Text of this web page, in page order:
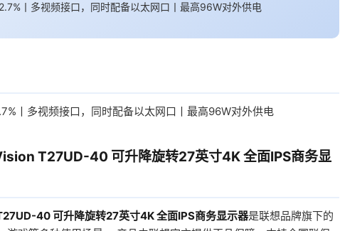
丨多视频接口，同时配备以太网口丨最高96W对外供电
丨多视频接口，同时配备以太网口丨最高96W对外供电
T27UD-40 可升降旋转27英寸4K 全面IPS商务显
40 可升降旋转27英寸4K 全面IPS商务显示器是联想品牌旗下的